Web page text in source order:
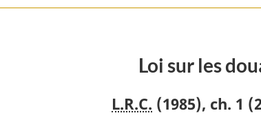
Loi sur les
L.R.C. (1985), ch. 1